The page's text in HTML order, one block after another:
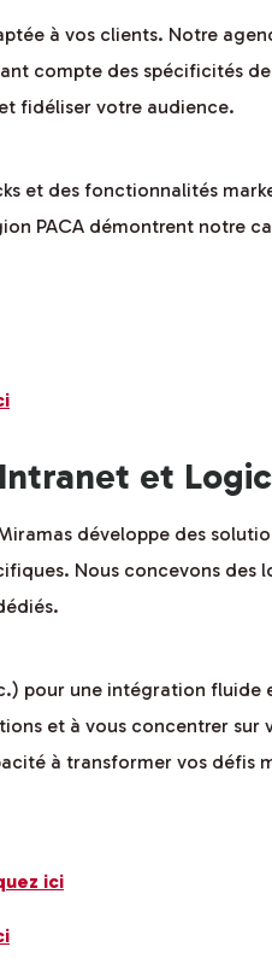
à vos clients. Notre
compte des spécificités
fidéliser votre audience.
et des fonctionnalités
PACA démontrent notre
et
développe des
Nous concevons des
pour une intégration fluide
et à vous concentrer
à transformer vos défis
ici